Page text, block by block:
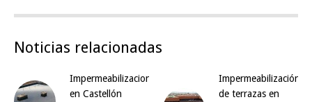
Noticias relacionadas
Impermeabilizaciones
en Castellón
Impermeabilización
de terrazas en